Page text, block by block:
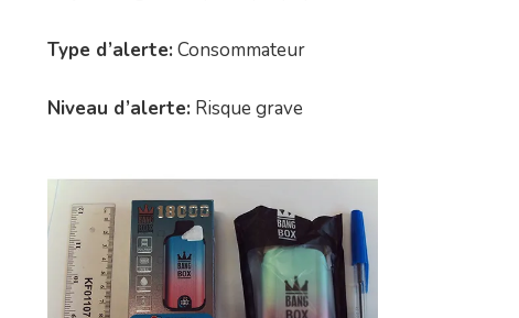
Type d’alerte: Consommateur
Niveau d’alerte: Risque grave